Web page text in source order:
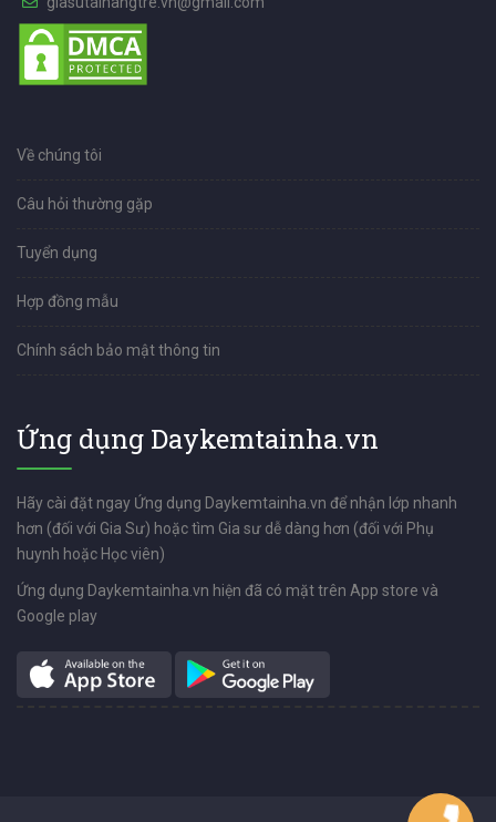
Về chúng tôi
Câu hỏi thường gặp
Tuyển dụng
Hợp đồng mẫu
Chính sách bảo mật thông tin
Ứng dụng Daykemtainha.vn
Hãy cài đặt ngay Ứng dụng Daykemtainha.vn để nhận lớp nhanh
hơn (đối với Gia Sư) hoặc tìm Gia sư dễ dàng hơn (đối với Phụ
huynh hoặc Học viên)
Ứng dụng Daykemtainha.vn hiện đã có mặt trên App store và
Google play